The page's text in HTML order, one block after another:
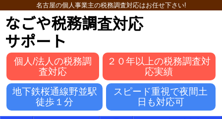
名古屋の個人事業主の税務調査対応はお任せ下さい!
なごや税務調査対応
サポート
個人/法人の税務調
査対応
２０年以上の税務調査対
応実績
地下鉄桜通線野並駅
徒歩１分
スピード重視で夜間土
日も対応可